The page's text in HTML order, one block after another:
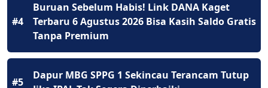
#4
Buruan Sebelum Habis! Link DANA Kaget
Terbaru 6 Agustus 2026 Bisa Kasih Saldo Gratis
Tanpa Premium
#5
Dapur MBG SPPG 1 Sekincau Terancam Tutup